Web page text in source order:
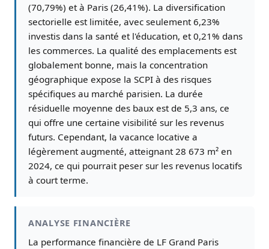
(70,79%) et à Paris (26,41%). La diversification
sectorielle est limitée, avec seulement 6,23%
investis dans la santé et l'éducation, et 0,21% dans
les commerces. La qualité des emplacements est
globalement bonne, mais la concentration
géographique expose la SCPI à des risques
spécifiques au marché parisien. La durée
résiduelle moyenne des baux est de 5,3 ans, ce
qui offre une certaine visibilité sur les revenus
futurs. Cependant, la vacance locative a
légèrement augmenté, atteignant 28 673 m² en
2024, ce qui pourrait peser sur les revenus locatifs
à court terme.
ANALYSE FINANCIÈRE
La performance financière de LF Grand Paris